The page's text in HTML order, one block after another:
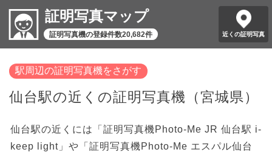
証明写真マップ
証明写真機の登録件数20,682件 近くの証明写真
駅周辺の証明写真機をさがす
仙台駅の近くの証明写真機（宮城県）
仙台駅の近くには「証明写真機Photo-Me JR 仙台駅 i-
keep light」や「証明写真機Photo-Me エスパル仙台